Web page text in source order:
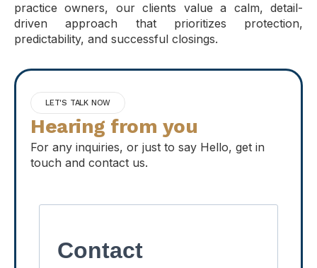
practice owners, our clients value a calm, detail-
driven approach that prioritizes protection,
predictability, and successful closings.
LET'S TALK NOW
Hearing from you
For any inquiries, or just to say Hello, get in
touch and contact us.
Contact